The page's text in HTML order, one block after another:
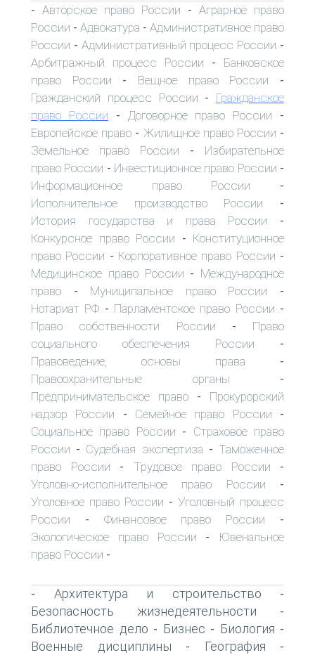
- Авторское право России - Аграрное право
России - Адвокатура - Административное право
России - Административный процесс России -
Арбитражный процесс России - Банковское
право России - Вещное право России -
Гражданский процесс России - Гражданское
право России - Договорное право России -
Европейское право - Жилищное право России -
Земельное право России - Избирательное
право России - Инвестиционное право России -
Информационное право России -
Исполнительное производство России -
История государства и права России -
Конкурсное право России - Конституционное
право России - Корпоративное право России -
Медицинское право России - Международное
право - Муниципальное право России -
Нотариат РФ - Парламентское право России -
Право собственности России - Право
социального обеспечения России -
Правоведение, основы права -
Правоохранительные органы -
Предпринимательское право - Прокурорский
надзор России - Семейное право России -
Социальное право России - Страховое право
России - Судебная экспертиза - Таможенное
право России - Трудовое право России -
Уголовно-исполнительное право России -
Уголовное право России - Уголовный процесс
России - Финансовое право России -
Экологическое право России -
Ювенальное
право России -
- Архитектура и строительство -
Безопасность жизнедеятельности -
Библиотечное дело - Бизнес - Биология -
Военные дисциплины - География -